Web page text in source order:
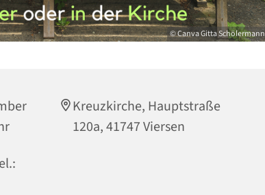
© Canva Gitta Schölermann
Kreuzkirche, Hauptstraße
120a, 41747 Viersen